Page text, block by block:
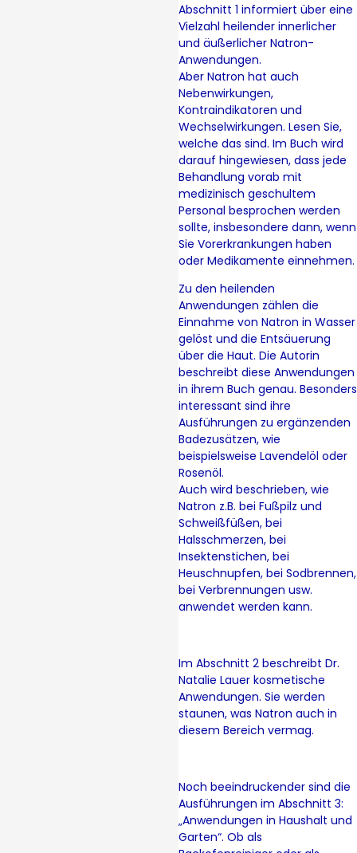
Abschnitt 1 informiert über eine
Vielzahl heilender innerlicher
und äußerlicher Natron-
Anwendungen.
Aber Natron hat auch
Nebenwirkungen,
Kontraindikatoren und
Wechselwirkungen. Lesen Sie,
welche das sind. Im Buch wird
darauf hingewiesen, dass jede
Behandlung vorab mit
medizinisch geschultem
Personal besprochen werden
sollte, insbesondere dann, wenn
Sie Vorerkrankungen haben
oder Medikamente einnehmen.
Zu den heilenden
Anwendungen zählen die
Einnahme von Natron in Wasser
gelöst und die Entsäuerung
über die Haut. Die Autorin
beschreibt diese Anwendungen
in ihrem Buch genau. Besonders
interessant sind ihre
Ausführungen zu ergänzenden
Badezusätzen, wie
beispielsweise Lavendelöl oder
Rosenöl.
Auch wird beschrieben, wie
Natron z.B. bei Fußpilz und
Schweißfüßen, bei
Halsschmerzen, bei
Insektenstichen, bei
Heuschnupfen, bei Sodbrennen,
bei Verbrennungen usw.
anwendet werden kann.
Im Abschnitt 2 beschreibt Dr.
Natalie Lauer kosmetische
Anwendungen. Sie werden
staunen, was Natron auch in
diesem Bereich vermag.
Noch beeindruckender sind die
Ausführungen im Abschnitt 3:
„Anwendungen in Haushalt und
Garten“. Ob als